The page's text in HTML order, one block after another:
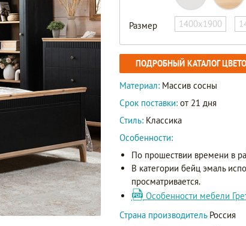
Размер 1400х1900
ПОДРОБНЫЙ КАТАЛОГ
Материал: Массив сосны
Срок поставки: от 21 дня
Стиль: Классика
Особенности:
По прошествии времени в
В категории бейц эмаль
просматривается.
Особенности мебели
Страна производитель Россия